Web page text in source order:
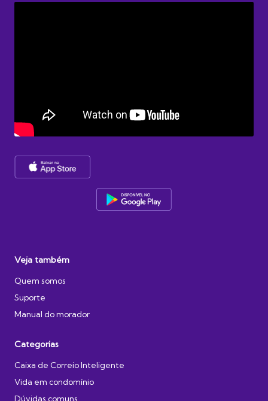
Veja também
Quem somos
Suporte
Manual do morador
Categorias
Caixa de Correio Inteligente
Vida em condomínio
Dúvidas comuns